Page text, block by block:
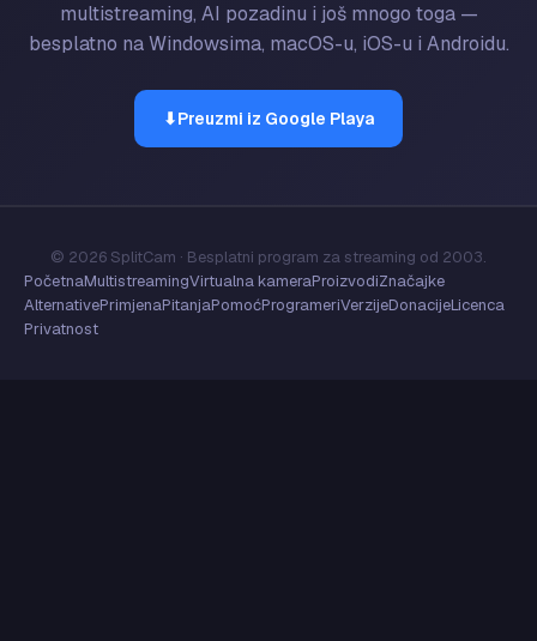
multistreaming, AI pozadinu i još mnogo toga —
besplatno na Windowsima, macOS-u, iOS-u i Androidu.
⬇Preuzmi iz Google Playa
© 2026 SplitCam · Besplatni program za streaming od 2003.
PočetnaMultistreamingVirtualna kameraProizvodiZnačajke
AlternativePrimjenaPitanjaPomoćProgrameriVerzijeDonacijeLicenca
Privatnost